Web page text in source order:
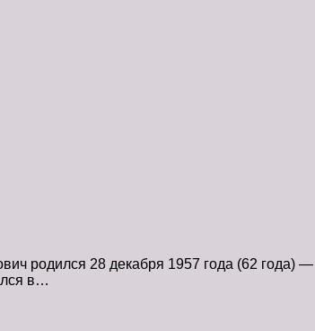
родился 28 декабря 1957 года (62 года)
в…